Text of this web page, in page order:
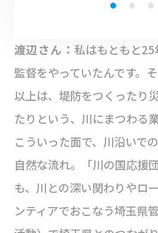
すし、とても身近な存在だ
渡辺さん：私はもともと
監督をやっていたんです。
以上は、堤防をつくったり
たりという、川にまつわる
こういった面で、川沿いで
自然な流れ。「川の国応援
も、川との深い関わりやロ
ンティアでおこなう埼玉県